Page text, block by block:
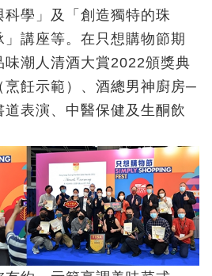
學」及「創造獨特的珠
講座等。在只想購物節期
味潮人清酒大賞2022頒獎典
烹飪示範）、酒總男神廚房─
表演、中醫保健及生酮飲